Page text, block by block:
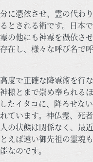
に憑依させ、霊の代わ
とされる術です。日本
の他にも神霊を憑依さ
在し、様々な呼び名で
度で正確な降霊術を行な
様とまで崇め奉られる
たイタコに、降ろせな
ています。神仏霊、死
の状態は関係なく、最
えば遠い御先祖の霊魂
なのです。